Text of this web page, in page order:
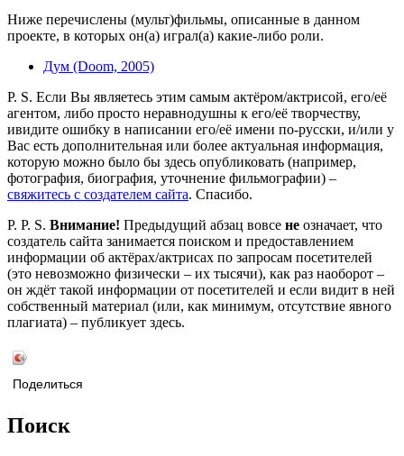
Ниже перечислены (мульт)фильмы, описанные в данном
проекте, в которых он(а) играл(а) какие-либо роли.
Дум (Doom, 2005)
P. S. Если Вы являетесь этим самым актёром/актрисой, его/её
агентом, либо просто неравнодушны к его/её творчеству,
ивидите ошибку в написании его/её имени по-русски, и/или у
Вас есть дополнительная или более актуальная информация,
которую можно было бы здесь опубликовать (например,
фотография, биография, уточнение фильмографии) –
свяжитесь с создателем сайта. Спасибо.
P. P. S. Внимание! Предыдущий абзац вовсе не означает, что
создатель сайта занимается поиском и предоставлением
информации об актёрах/актрисах по запросам посетителей
(это невозможно физически – их тысячи), как раз наоборот –
он ждёт такой информации от посетителей и если видит в ней
собственный материал (или, как минимум, отсутствие явного
плагиата) – публикует здесь.
Поделиться
Поиск